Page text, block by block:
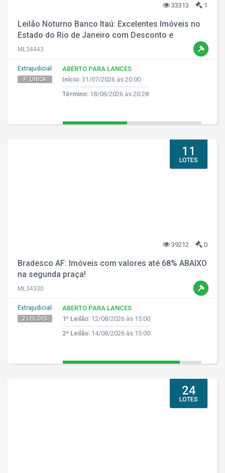
33313 1
Leilão Noturno Banco Itaú: Excelentes Imóveis no
Estado do Rio de Janeiro com Desconto e
Parcelamento!
ML34443
Extrajudicial
P. ÚNICA
ABERTO PARA LANCES
Início: 31/07/2026 às 20:00
Término: 18/08/2026 às 20:28
11
LOTES
39212 0
Bradesco AF: Imóveis com valores até 68% ABAIXO
na segunda praça!
ML34330
Extrajudicial
2 LEILÕES
ABERTO PARA LANCES
1º Leilão: 12/08/2026 às 15:00
2ª Leilão: 14/08/2026 às 15:00
24
LOTES